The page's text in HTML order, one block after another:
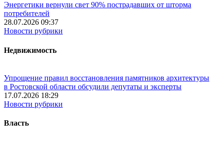
Энергетики вернули свет 90% пострадавших от шторма
потребителей
28.07.2026 09:37
Новости рубрики
Недвижимость
Упрощение правил восстановления памятников архитектуры
в Ростовской области обсудили депутаты и эксперты
17.07.2026 18:29
Новости рубрики
Власть